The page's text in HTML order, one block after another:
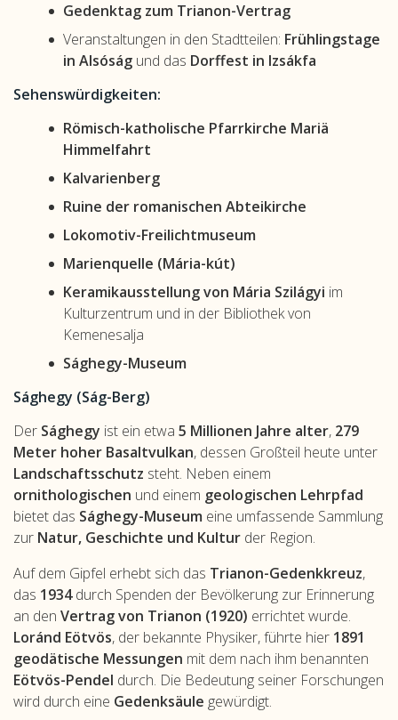
Gedenktag zum Trianon-Vertrag
Veranstaltungen in den Stadtteilen: Frühlingstage
in Alsóság und das Dorffest in Izsákfa
Sehenswürdigkeiten:
Römisch-katholische Pfarrkirche Mariä
Himmelfahrt
Kalvarienberg
Ruine der romanischen Abteikirche
Lokomotiv-Freilichtmuseum
Marienquelle (Mária-kút)
Keramikausstellung von Mária Szilágyi im
Kulturzentrum und in der Bibliothek von
Kemenesalja
Sághegy-Museum
Sághegy (Ság-Berg)
Der Sághegy ist ein etwa 5 Millionen Jahre alter, 279
Meter hoher Basaltvulkan, dessen Großteil heute unter
Landschaftsschutz steht. Neben einem
ornithologischen und einem geologischen Lehrpfad
bietet das Sághegy-Museum eine umfassende Sammlung
zur Natur, Geschichte und Kultur der Region.
Auf dem Gipfel erhebt sich das Trianon-Gedenkkreuz,
das 1934durch Spenden der Bevölkerung zur Erinnerung
an den Vertrag von Trianon (1920) errichtet wurde.
Loránd Eötvös, der bekannte Physiker, führte hier 1891
geodätische Messungen mit dem nach ihm benannten
Eötvös-Pendel durch. Die Bedeutung seiner Forschungen
wird durch eine Gedenksäule gewürdigt.